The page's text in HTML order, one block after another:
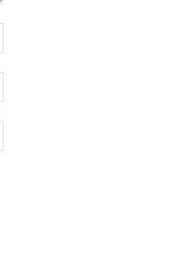
electrónico:*
web: